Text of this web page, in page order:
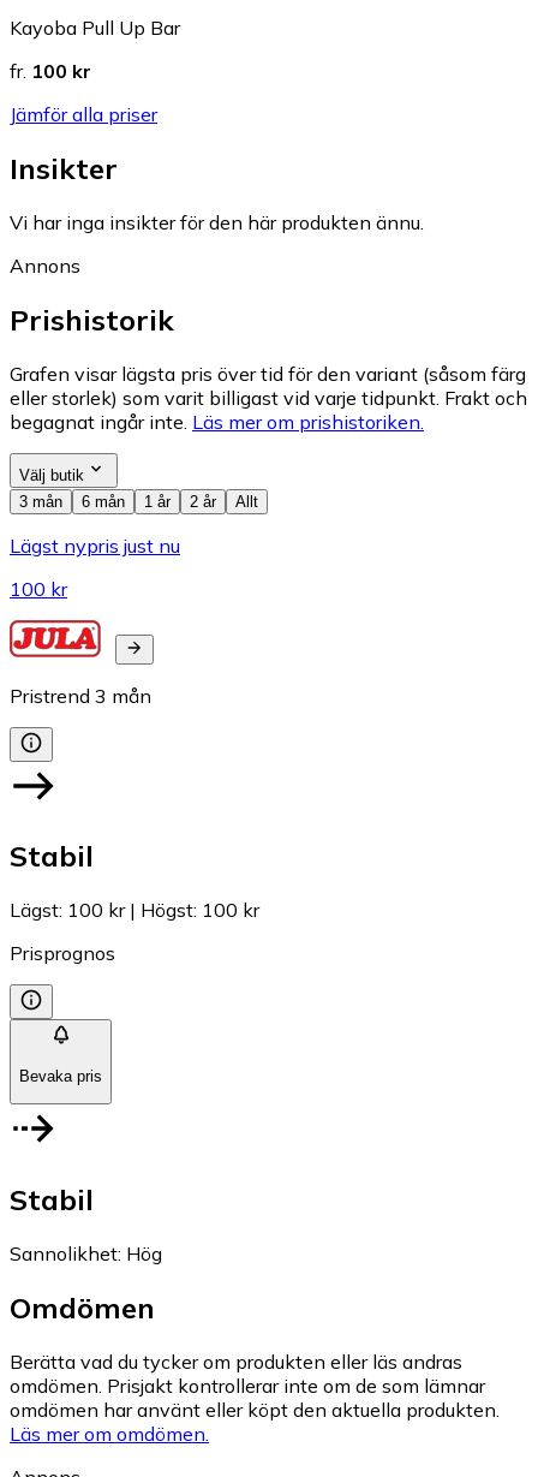
Kayoba Pull Up Bar
fr. 100 kr
Jämför alla priser
Insikter
Vi har inga insikter för den här produkten ännu.
Annons
Prishistorik
Grafen visar lägsta pris över tid för den variant (såsom färg
eller storlek) som varit billigast vid varje tidpunkt. Frakt och
begagnat ingår inte. Läs mer om prishistoriken.
Välj butik
3 mån
6 mån 1 år 2 år Allt
Lägst nypris just nu
100 kr
Pristrend 3 mån
Stabil
Lägst: 100 kr| Högst: 100 kr
Prisprognos
Bevaka pris
Stabil
Sannolikhet: Hög
Omdömen
Berätta vad du tycker om produkten eller läs andras
omdömen. Prisjakt kontrollerar inte om de som lämnar
omdömen har använt eller köpt den aktuella produkten.
Läs mer om omdömen.